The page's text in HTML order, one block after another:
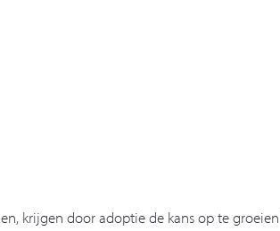
krijgen door adoptie de kans op te